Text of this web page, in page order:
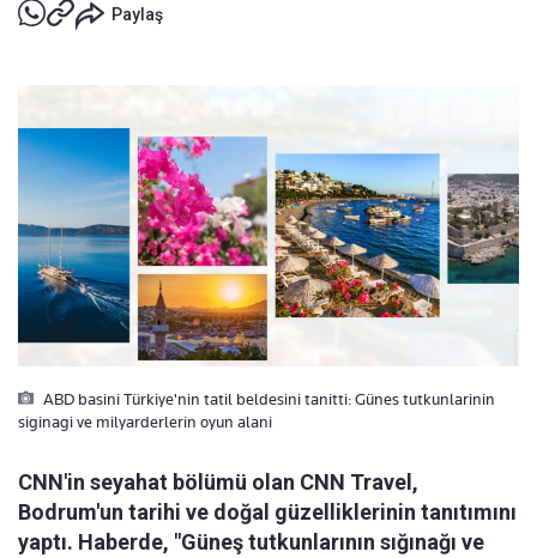
Paylaş
ABD basini Türkiye'nin tatil beldesini tanitti: Günes tutkunlarinin
siginagi ve milyarderlerin oyun alani
CNN'in seyahat bölümü olan CNN Travel,
Bodrum'un tarihi ve doğal güzelliklerinin tanıtımını
yaptı. Haberde, "Güneş tutkunlarının sığınağı ve